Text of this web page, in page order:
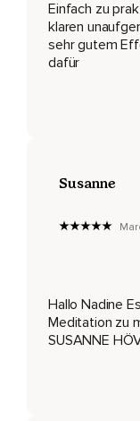
Dann nimm auch
Es kann sein,
Führe deine
Verweile mit
Körperempfindung,
Einfach zu
klaren
sehr gutem
dafür
Susanne
Hallo Nadine
Meditation zu
SUSANNE